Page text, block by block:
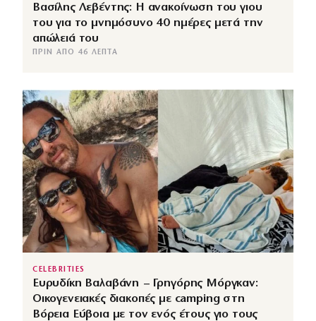
Βασίλης Λεβέντης: Η ανακοίνωση του γιου
του για το μνημόσυνο 40 ημέρες μετά την
απώλειά του
ΠΡΙΝ ΑΠΌ 46 ΛΕΠΤΆ
CELEBRITIES
Ευρυδίκη Βαλαβάνη – Γρηγόρης Μόργκαν:
Οικογενειακές διακοπές με camping στη
Βόρεια Εύβοια με τον ενός έτους γιο τους